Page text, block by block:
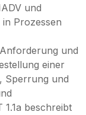
und
in Prozessen
und
einer
Sperrung und
1.1a beschreibt